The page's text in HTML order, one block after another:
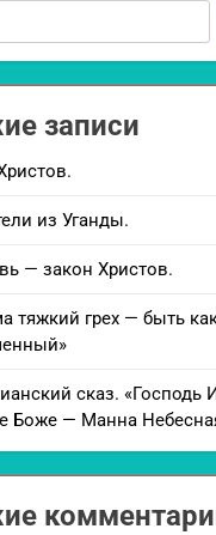
записи
из Уганды.
— закон Христов.
тяжкий грех — быть
сказ. «Господь
Боже — Манна